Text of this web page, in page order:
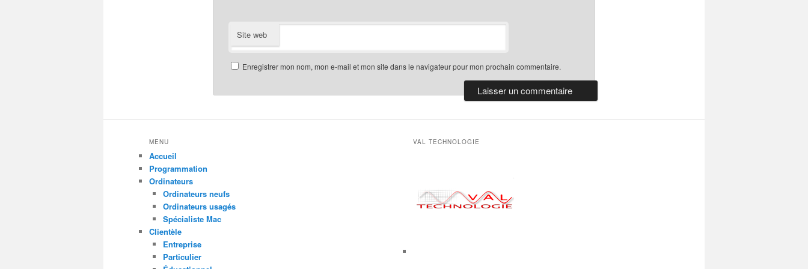
Site web
Enregistrer mon nom, mon e-mail et mon site dans le navigateur pour mon prochain commentaire.
MENU
Accueil
Programmation
Ordinateurs
Ordinateurs neufs
Ordinateurs usagés
Spécialiste Mac
Clientèle
Entreprise
Particulier
VAL TECHNOLOGIE